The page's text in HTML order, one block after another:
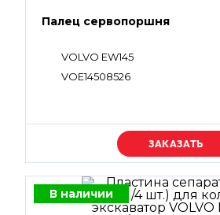
Палец сервопоршня
VOLVO EW145
VOE14508526
Уточняйте цену
В наличии